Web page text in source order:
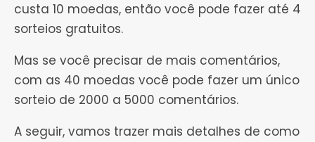
custa 10 moedas, então você pode fazer até 4
sorteios gratuitos.
Mas se você precisar de mais comentários,
com as 40 moedas você pode fazer um único
sorteio de 2000 a 5000 comentários.
A seguir, vamos trazer mais detalhes de como